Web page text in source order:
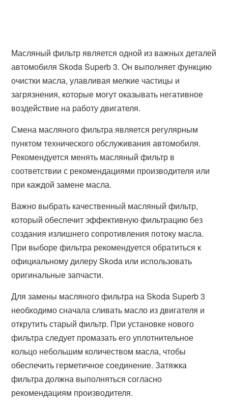
Масляный фильтр является одной из важных деталей
автомобиля Skoda Superb 3. Он выполняет функцию
очистки масла, улавливая мелкие частицы и
загрязнения, которые могут оказывать негативное
воздействие на работу двигателя.
Смена масляного фильтра является регулярным
пунктом технического обслуживания автомобиля.
Рекомендуется менять масляный фильтр в
соответствии с рекомендациями производителя или
при каждой замене масла.
Важно выбрать качественный масляный фильтр,
который обеспечит эффективную фильтрацию без
создания излишнего сопротивления потоку масла.
При выборе фильтра рекомендуется обратиться к
официальному дилеру Skoda или использовать
оригинальные запчасти.
Для замены масляного фильтра на Skoda Superb 3
необходимо сначала сливать масло из двигателя и
открутить старый фильтр. При установке нового
фильтра следует промазать его уплотнительное
кольцо небольшим количеством масла, чтобы
обеспечить герметичное соединение. Затяжка
фильтра должна выполняться согласно
рекомендациям производителя.